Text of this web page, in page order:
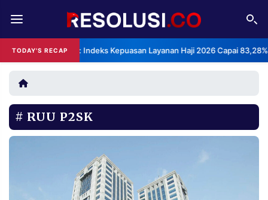
TODAY'S RECAPBPS: Indeks Kepuasan Layanan Haji 2026 Capai
REDAKSI TENTANG
RESOLUSI IKLAN
RUBRIKASI
EDITORIAL AKSARA
PERSONA
NASIONAL
RUU P2SK